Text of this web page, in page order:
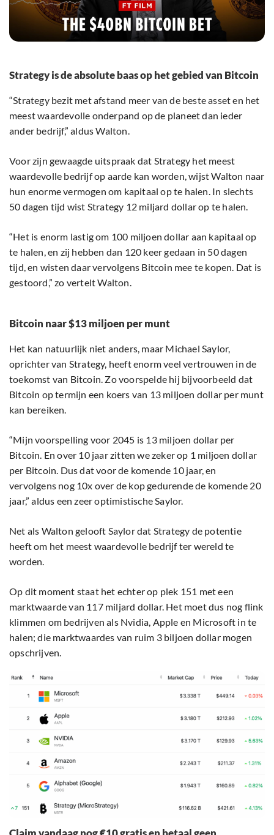
Strategy is de absolute baas op het gebied van Bitcoin
“Strategy bezit met afstand meer van de beste asset en het
meest waardevolle onderpand op de planeet dan ieder
ander bedrijf,” aldus Walton.
Voor zijn gewaagde uitspraak dat Strategy het meest
waardevolle bedrijf op aarde kan worden, wijst Walton naar
hun enorme vermogen om kapitaal op te halen. In slechts
50 dagen tijd wist Strategy 12 miljard dollar op te halen.
“Het is enorm lastig om 100 miljoen dollar aan kapitaal op
te halen, en zij hebben dan 120 keer gedaan in 50 dagen
tijd, en wisten daar vervolgens Bitcoin mee te kopen. Dat is
gestoord,” zo vertelt Walton.
Bitcoin naar $13 miljoen per munt
Het kan natuurlijk niet anders, maar Michael Saylor,
oprichter van Strategy, heeft enorm veel vertrouwen in de
toekomst van Bitcoin. Zo voorspelde hij bijvoorbeeld dat
Bitcoin op termijn een koers van 13 miljoen dollar per munt
kan bereiken.
“Mijn voorspelling voor 2045 is 13 miljoen dollar per
Bitcoin. En over 10 jaar zitten we zeker op 1 miljoen dollar
per Bitcoin. Dus dat voor de komende 10 jaar, en
vervolgens nog 10x over de kop gedurende de komende 20
jaar,” aldus een zeer optimistische Saylor.
Net als Walton gelooft Saylor dat Strategy de potentie
heeft om het meest waardevolle bedrijf ter wereld te
worden.
Op dit moment staat het echter op plek 151 met een
marktwaarde van 117 miljard dollar. Het moet dus nog flink
klimmen om bedrijven als Nvidia, Apple en Microsoft in te
halen; die marktwaardes van ruim 3 biljoen dollar mogen
opschrijven.